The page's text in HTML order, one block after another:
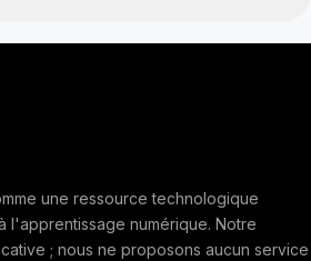
une ressource technologique
l'apprentissage numérique. Notre
; nous ne proposons aucun service